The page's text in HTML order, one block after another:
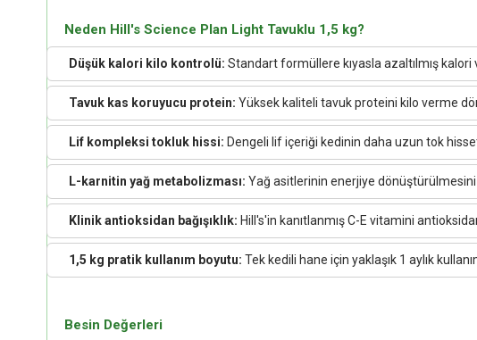
Neden Hill's Science Plan Light Tavuklu 1,5 kg?
Düşük kalori kilo kontrolü: Standart formüllere kıyasla azaltılmış kalori
Tavuk kas koruyucu protein: Yüksek kaliteli tavuk proteini kilo verme
Lif kompleksi tokluk hissi: Dengeli lif içeriği kedinin daha uzun tok
L-karnitin yağ metabolizması: Yağ asitlerinin enerjiye dönüştürülmesini
Klinik antioksidan bağışıklık: Hill's'in kanıtlanmış C-E vitamini
1,5 kg pratik kullanım boyutu: Tek kedili hane için yaklaşık 1 aylık
Besin Değerleri